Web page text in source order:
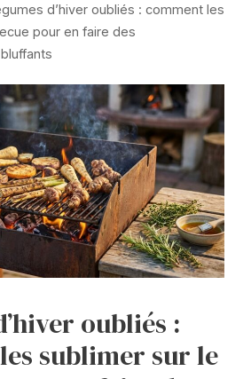
d’hiver oubliés : comment les
pour en faire des
oubliés :
sublimer sur le